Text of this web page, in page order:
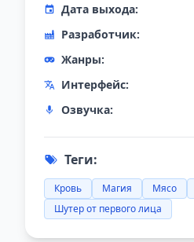
Дата выхода:
Разработчик:
Жанры:
Интерфейс:
Озвучка:
Теги:
Кровь Магия Мясо
Шутер от первого лица